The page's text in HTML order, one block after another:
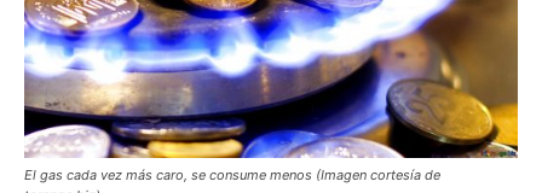
El gas cada vez más caro, se consume menos (Imagen cortesía de